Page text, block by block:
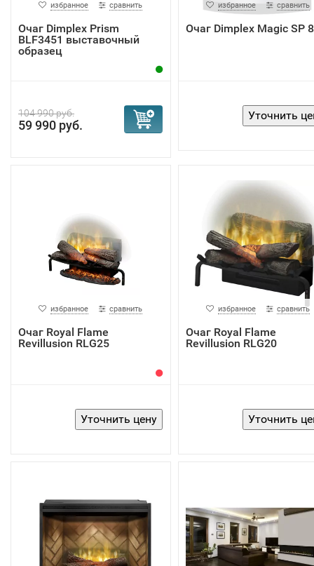
строительные и электротехнические нормы и правила.
вам необходимо встроить
электрокаминв стену, то стоит
обратиться к квалифицированному специалисту, чтобы
получить качественное и надежное встраивание.
избранное сравнить
Очаг Dimplex Prism
BLF3451 выставочный
образец
104 990 руб.
59 990 руб.
избранное сравнить
Очаг Dimplex Magic SP 8
избранное сравнить
Очаг Royal Flame
Revillusion RLG25
избранное сравнить
Очаг Royal Flame
Revillusion RLG20